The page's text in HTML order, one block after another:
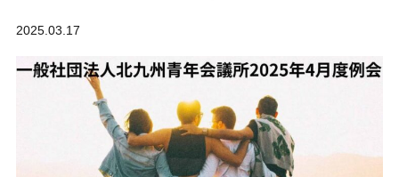
2025.03.17